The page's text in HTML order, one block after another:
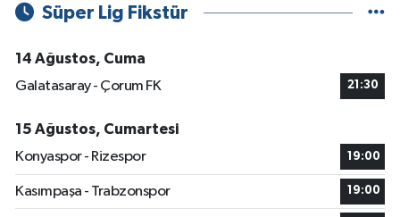
Süper Lig Fikstür
14 Ağustos, Cuma
Galatasaray - Çorum FK
21:30
15 Ağustos, Cumartesi
Konyaspor - Rizespor
19:00
Kasımpaşa - Trabzonspor 19:00